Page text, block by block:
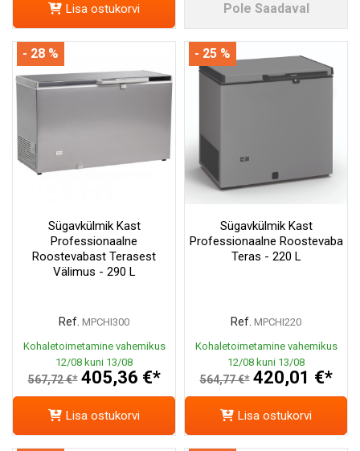
Lisa ostukorvi Pole Saadaval
Sügavkülmik Kast
Professionaalne
Roostevabast Terasest
Välimus - 290 L
Ref. MPCHI300
Kohaletoimetamine vahemikus
12/08 kuni 13/08
567,72 €* 405,36 €*
- 28 %
Lisa ostukorvi
Sügavkülmik Kast
Professionaalne Roostevaba
Teras - 220 L
Ref. MPCHI220
Kohaletoimetamine vahemikus
12/08 kuni 13/08
564,77 €* 420,01 €*
- 25 %
Lisa ostukorvi